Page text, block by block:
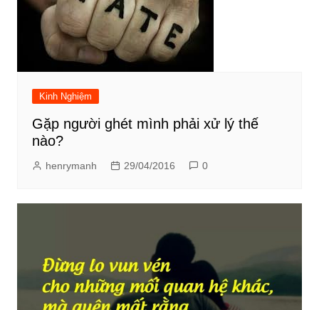
Kinh Nghiệm
Gặp người ghét mình phải xử lý thế
nào?
henrymanh 29/04/2016 0